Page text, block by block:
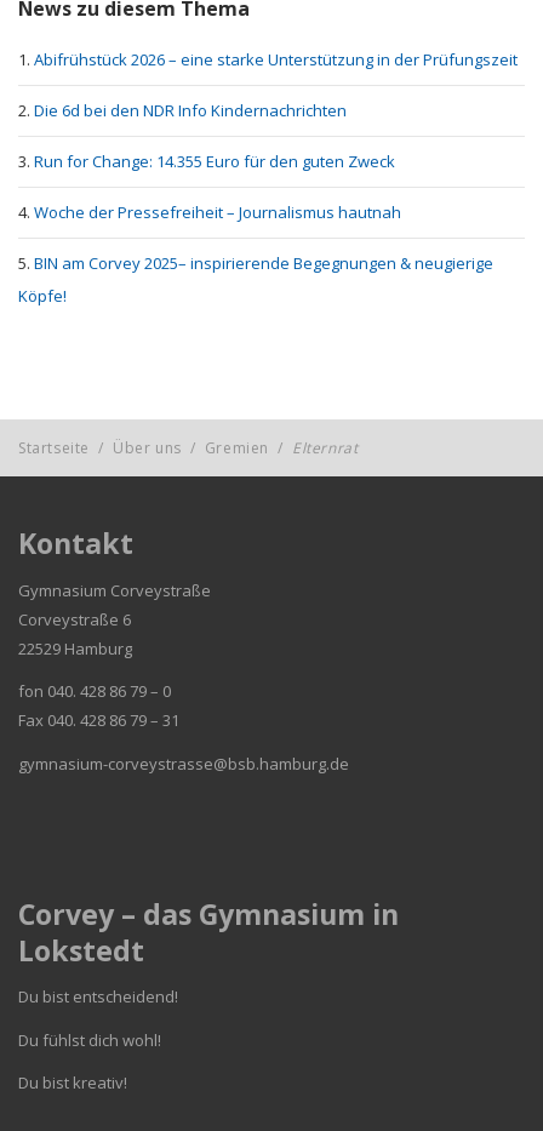
News zu diesem Thema
Abifrühstück 2026 – eine starke Unterstützung in der Prüfungszeit
Die 6d bei den NDR Info Kindernachrichten
Run for Change: 14.355 Euro für den guten Zweck
Woche der Pressefreiheit – Journalismus hautnah
BIN am Corvey 2025– inspirierende Begegnungen & neugierige
Köpfe!
Startseite / Über uns / Gremien / Elternrat
Kontakt
Gymnasium Corveystraße
Corveystraße 6
22529 Hamburg
fon 040. 428 86 79 – 0
Fax 040. 428 86 79 – 31
gymnasium-corveystrasse@bsb.hamburg.de
Corvey – das Gymnasium in
Lokstedt
Du bist entscheidend!
Du fühlst dich wohl!
Du bist kreativ!